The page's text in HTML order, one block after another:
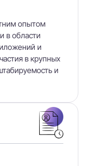
опытом
в области
и
в крупных
и